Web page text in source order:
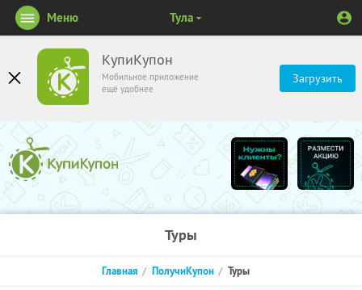
КупиКупон
Мобильное приложение
ещё удобнее
Загрузить
Меню Тула
Туры
Главная ПолучиКупон Туры